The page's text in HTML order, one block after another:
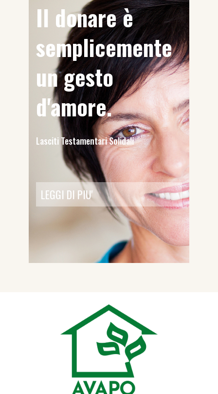
Il donare è
semplicemente
un gesto
d'amore.
Lasciti Testamentari Solidali
LEGGI DI PIU'